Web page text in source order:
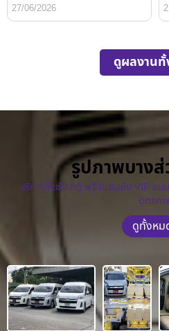
27/06/2026
ดูผลงาน
รูปภาพบางส่
บริการให้เช่ารถตู้ พร้อมคนขับ VIP แบ
มิตรภา
ดูทั้งหม